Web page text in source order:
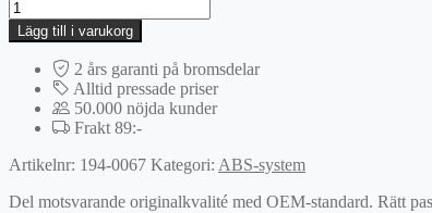
303 kr.
227,25 kr.
ABS-
givare
mängd
Lägg till i varukorg
2 års garanti på bromsdelar
Alltid pressade priser
50.000 nöjda kunder
Frakt 89:-
Artikelnr: 194-0067 Kategori: ABS-system
Del motsvarande originalkvalité med OEM-standard. Rätt